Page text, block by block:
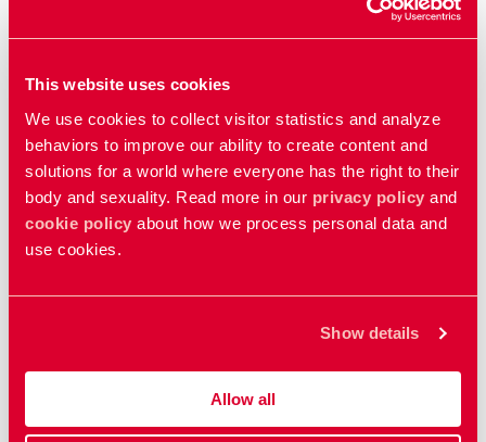
This website uses cookies
We use cookies to collect visitor statistics and analyze
behaviors to improve our ability to create content and
solutions for a world where everyone has the right to their
body and sexuality. Read more in our privacy policy and
cookie policy about how we process personal data and
use cookies.
Show details
Allow all
ተዛመድቲ ፊልምታት
ጾታዊ ርክብ ከቘንዙ ከሎ
When sex hurts
ግዝረት